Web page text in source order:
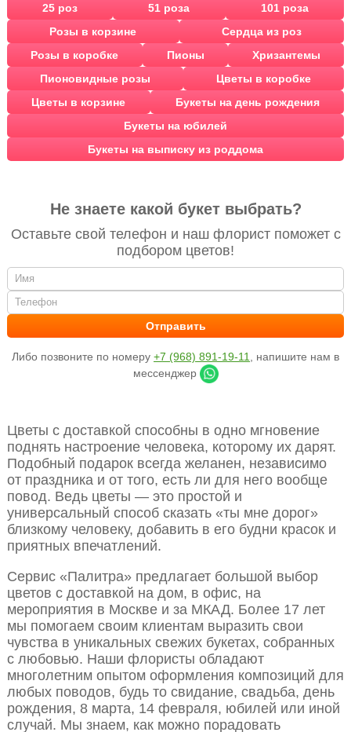
25 роз 51 роза
101 роза
Розы в корзине
Сердца из роз
Розы в коробке
Пионы
Хризантемы
Пионовидные розы
Цветы в коробке
Цветы в корзине
Букеты на день рождения
Букеты на юбилей
Букеты на выписку из роддома
Не знаете какой букет выбрать?
Оставьте свой телефон и наш флорист поможет с
подбором цветов!
Либо позвоните по номеру +7 (968) 891-19-11
, напишите нам в
мессенджер
Цветы с доставкой способны в одно мгновение
поднять настроение человека, которому их дарят.
Подобный подарок всегда желанен, независимо
от праздника и от того, есть ли для него вообще
повод. Ведь цветы — это простой и
универсальный способ сказать «ты мне дорог»
близкому человеку, добавить в его будни красок и
приятных впечатлений.
Сервис «Палитра» предлагает большой выбор
цветов с доставкой на дом, в офис, на
мероприятия в Москве и за МКАД. Более 17 лет
мы помогаем своим клиентам выразить свои
чувства в уникальных свежих букетах, собранных
с любовью. Наши флористы обладают
многолетним опытом оформления композиций для
любых поводов, будь то свидание, свадьба, день
рождения, 8 марта, 14 февраля, юбилей или иной
случай. Мы знаем, как можно порадовать